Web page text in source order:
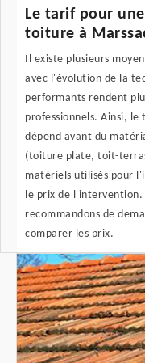
Le tarif pour
toiture à
Il existe plusieurs
avec l'évolution de la
performants rendent
professionnels. Ainsi,
dépend avant du
(toiture plate, toit-
matériels utilisés pour
le prix de l'intervention.
recommandons de
comparer les prix.